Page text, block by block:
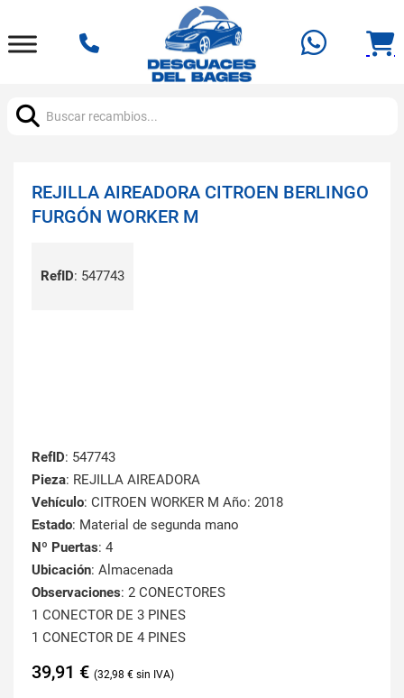
REJILLA AIREADORA CITROEN BERLINGO
FURGÓN WORKER M
RefID: 547743
RefID: 547743
Pieza: REJILLA AIREADORA
Vehículo: CITROEN WORKER M Año: 2018
Estado: Material de segunda mano
Nº Puertas: 4
Ubicación: Almacenada
Observaciones: 2 CONECTORES
1 CONECTOR DE 3 PINES
1 CONECTOR DE 4 PINES
39,91 € 32,98 €